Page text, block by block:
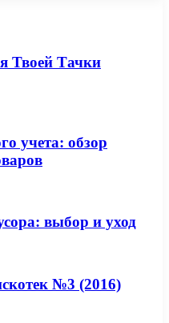
Твоей Тачки
учета: обзор
выбор и уход
№3 (2016)